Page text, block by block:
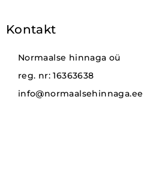
Kontakt
Normaalse hinnaga oü
reg. nr: 16363638
info@normaalsehinnaga.ee